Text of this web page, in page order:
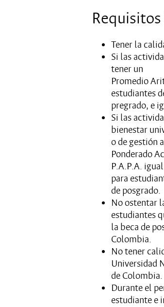
Tener la
Si las
tener un
Promedio
estudiantes
pregrado, e
Si las
bienestar
o de gestión
Ponderado
P.A.P.A.
para
de posgrado.
No ostentar
estudiantes
la beca de
Colombia.
No tener
Universidad
de Colombia.
Durante el
estudiante e